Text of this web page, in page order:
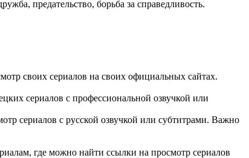
предательство, борьба за справедливость.
своих сериалов на своих официальных сайтах.
сериалов с профессиональной озвучкой или
сериалов с русской озвучкой или субтитрами. Важно
где можно найти ссылки на просмотр сериалов